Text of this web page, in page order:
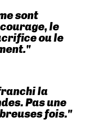
sont
le
ou le
la
Pas une
fois."